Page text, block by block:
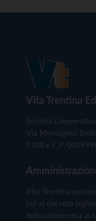
Vita Trentina
Società Cooperativa
Via Monsignor
P.IVA e C.F.
Vita Trentina
cui al decreto
Indicazione resa ai